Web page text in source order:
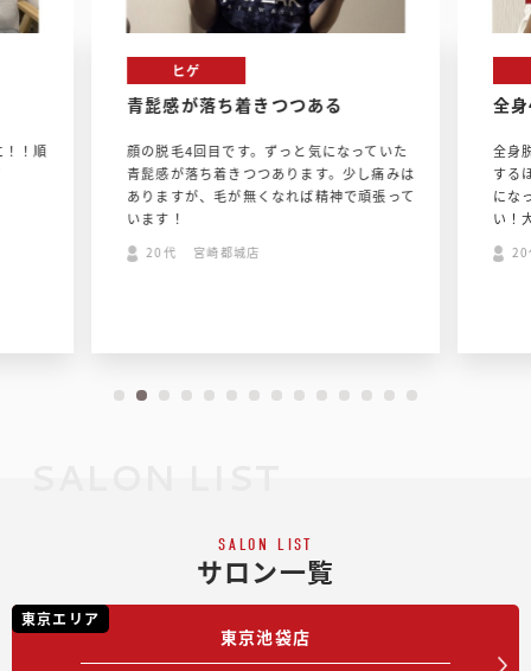
！順
ヒゲ
青髭感が落ち着きつつある
顔の脱毛4回目です。ずっと気になっていた
青髭感が落ち着きつつあります。少し痛みは
ありますが、毛が無くなれば精神で頑張って
います！
20代 宮崎都城店
全
全身
する
にな
い！
SALON LIST
サロン一覧
東京エリア
東京池袋店